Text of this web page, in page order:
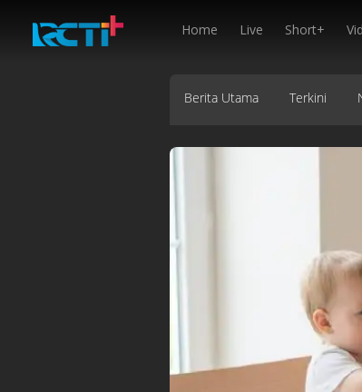
Home Live Short+
Berita Utama Terkini